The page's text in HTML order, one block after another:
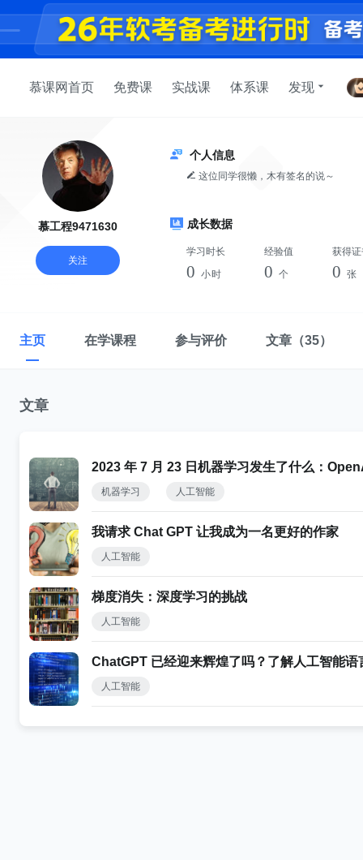
慕课网首页 免费课 实战课 体系课 发现
慕工程9471630
关注
个人信息
这位同学很懒，木有签名的说～
成长数据
学习时长
0 小时
经验值
0 个
获得
0 张
主页 在学课程 参与评价 文章 （35）
文章
2023 年 7 月 23 日机器学习发生了什么：
机器学习 人工智能
我请求 Chat GPT 让我成为一名更好的作家
人工智能
梯度消失：深度学习的挑战
人工智能
ChatGPT 已经迎来辉煌了吗？了解人工智能语
人工智能